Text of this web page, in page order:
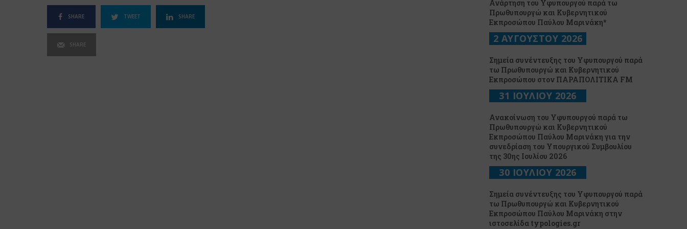
SHARE TWEET SHARE
SHARE
Ανάρτηση του Υφυπουργού παρά τω
Πρωθυπουργώ και Κυβερνητικού
Εκπροσώπου Παύλου Μαρινάκη*
2 ΑΥΓΟΥΣΤΟΥ 2026
Σημεία συνέντευξης του Υφυπουργού παρά
τω Πρωθυπουργώ και Κυβερνητικού
Εκπροσώπου στον ΠΑΡΑΠΟΛΙΤΙΚΑ FM
31 ΙΟΥΛΙΟΥ 2026
Ανακοίνωση του Υφυπουργού παρά τω
Πρωθυπουργώ και Κυβερνητικού
Εκπροσώπου Παύλου Μαρινάκη για την
συνεδρίαση του Υπουργικού Συμβουλίου
της 30ης Ιουλίου 2026
30 ΙΟΥΛΙΟΥ 2026
Σημεία συνέντευξης του Υφυπουργού παρά
τω Πρωθυπουργώ και Κυβερνητικού
Εκπροσώπου Παύλου Μαρινάκη στην
ιστοσελίδα typologies.gr